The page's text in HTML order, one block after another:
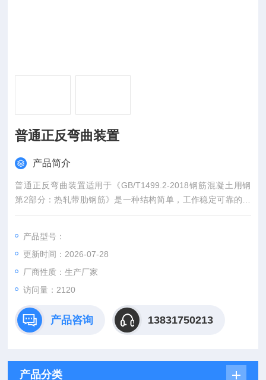
普通正反弯曲装置
产品简介
普通正反弯曲装置适用于《GB/T1499.2-2018钢筋混凝土用钢
第2部分：热轧带肋钢筋》是一种结构简单，工作稳定可靠的，
能提供准确且足够承载力的反向弯曲支点的夹具 。
产品型号：
更新时间：2026-07-28
厂商性质：生产厂家
访问量：2120
产品咨询 13831750213
产品分类